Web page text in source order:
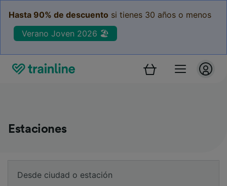
Hasta 90% de descuento si tienes 30 años o menos
Verano Joven 2026 🏖️
Estaciones